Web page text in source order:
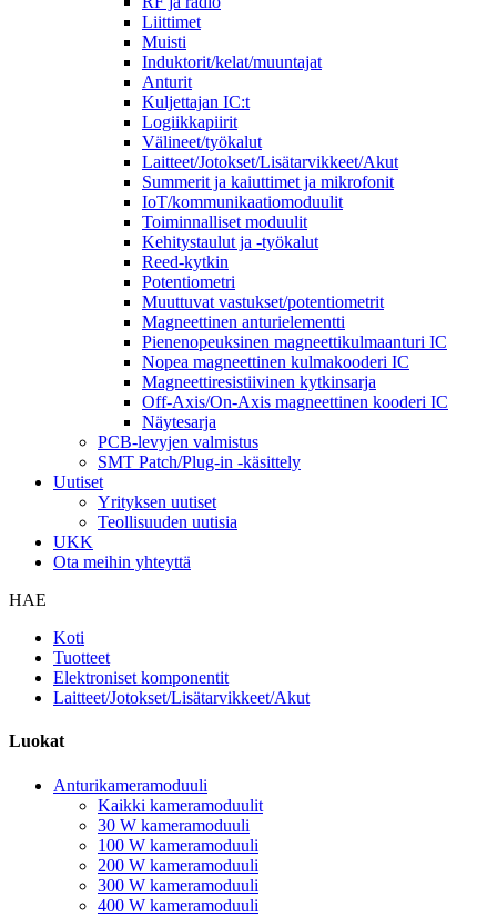
Liittimet
Muisti
Induktorit/kelat/muuntajat
Anturit
Kuljettajan IC:t
Logiikkapiirit
Välineet/työkalut
Laitteet/Jotokset/Lisätarvikkeet/Akut
Summerit ja kaiuttimet ja mikrofonit
IoT/kommunikaatiomoduulit
Toiminnalliset moduulit
Kehitystaulut ja -työkalut
Reed-kytkin
Potentiometri
Muuttuvat vastukset/potentiometrit
Magneettinen anturielementti
Pienenopeuksinen magneettikulmaanturi IC
Nopea magneettinen kulmakooderi IC
Magneettiresistiivinen kytkinsarja
Off-Axis/On-Axis magneettinen kooderi IC
Näytesarja
PCB-levyjen valmistus
SMT Patch/Plug-in -käsittely
Uutiset
Yrityksen uutiset
Teollisuuden uutisia
UKK
Ota meihin yhteyttä
HAE
Koti
Tuotteet
Elektroniset komponentit
Laitteet/Jotokset/Lisätarvikkeet/Akut
Luokat
Anturikameramoduuli
Kaikki kameramoduulit
30 W kameramoduuli
100 W kameramoduuli
200 W kameramoduuli
300 W kameramoduuli
400 W kameramoduuli